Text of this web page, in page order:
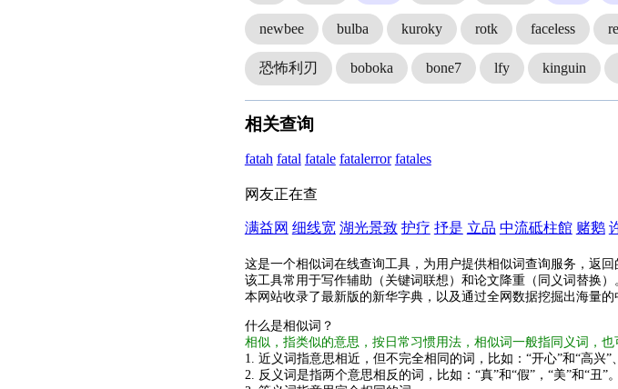
newbee bulba kuroky rotk faceless
恐怖利刃 boboka bone7 lfy kinguin
相关查询
fatah fatal fatale fatalerror fatales
网友正在查
满益网 细线宽 湖光景致 护疗 抒是 立品 中流砥柱館 赌鹅
这是一个相似词在线查询工具，为用户提供相似词查询服务，返回
该工具常用于写作辅助（关键词联想）和论文降重（同义词替换）
本网站收录了最新版的新华字典，以及通过全网数据挖掘出海量
什么是相似词？
相似，指类似的意思，按日常习惯用法，相似词一般指同义词，
1. 近义词指意思相近，但不完全相同的词，比如：“开心”和“高兴”
2. 反义词是指两个意思相反的词，比如：“真”和“假”，“美”和“丑”。